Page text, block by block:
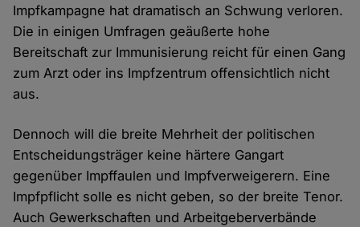
Impfkampagne hat dramatisch an Schwung verloren.
Die in einigen Umfragen geäußerte hohe
Bereitschaft zur Immunisierung reicht für einen Gang
zum Arzt oder ins Impfzentrum offensichtlich nicht
aus.
Dennoch will die breite Mehrheit der politischen
Entscheidungsträger keine härtere Gangart
gegenüber Impffaulen und Impfverweigerern. Eine
Impfpflicht solle es nicht geben, so der breite Tenor.
Auch Gewerkschaften und Arbeitgeberverbände